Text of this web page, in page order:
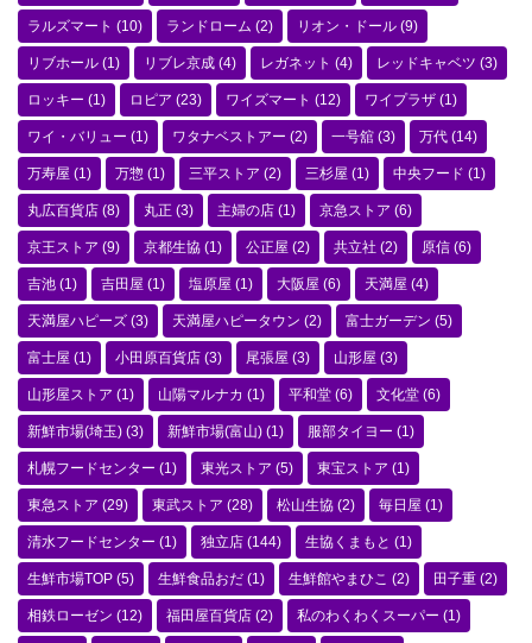
ラルズマート (10) ランドローム (2) リオン・ドール (9)
リブホール (1) リブレ京成 (4) レガネット (4) レッドキャベツ (3)
ロッキー (1) ロピア (23) ワイズマート (12) ワイプラザ (1)
ワイ・バリュー (1) ワタナベストアー (2) 一号舘 (3) 万代 (14)
万寿屋 (1) 万惣 (1) 三平ストア (2) 三杉屋 (1) 中央フード (1)
丸広百貨店 (8) 丸正 (3) 主婦の店 (1) 京急ストア (6)
京王ストア (9) 京都生協 (1) 公正屋 (2) 共立社 (2) 原信 (6)
吉池 (1) 吉田屋 (1) 塩原屋 (1) 大阪屋 (6) 天満屋 (4)
天満屋ハピーズ (3) 天満屋ハピータウン (2) 富士ガーデン (5)
富士屋 (1) 小田原百貨店 (3) 尾張屋 (3) 山形屋 (3)
山形屋ストア (1) 山陽マルナカ (1) 平和堂 (6) 文化堂 (6)
新鮮市場(埼玉) (3) 新鮮市場(富山) (1) 服部タイヨー (1)
札幌フードセンター (1) 東光ストア (5) 東宝ストア (1)
東急ストア (29) 東武ストア (28) 松山生協 (2) 毎日屋 (1)
清水フードセンター (1) 独立店 (144) 生協くまもと (1)
生鮮市場TOP (5) 生鮮食品おだ (1) 生鮮館やまひこ (2) 田子重 (2)
相鉄ローゼン (12) 福田屋百貨店 (2) 私のわくわくスーパー (1)